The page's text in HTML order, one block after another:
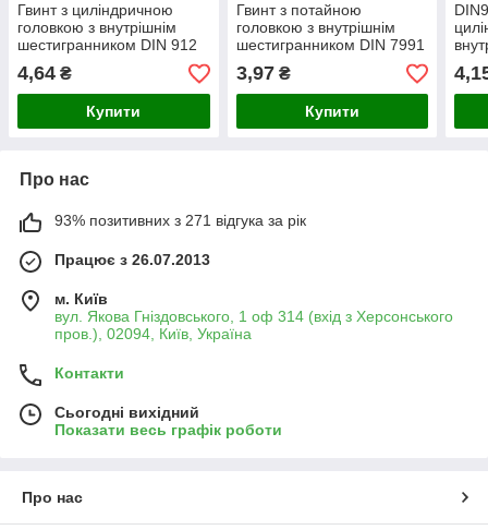
Гвинт з циліндричною
головкою з внутрішнім
шестигранником DIN 912
М8х60 8.8 без покриття
(1000 шт/уп)
4,64 ₴
Купити
Гвинт з потайною
головкою з внутрішнім
шестигранником DIN 7991
М6×40 нержавіючий А2
(200 шт/уп)
3,97₴
Купити
шт/
Про нас
93% позитивних з 271 відгука за рік
Працює з 26.07.2013
м. Київ
вул. Якова Гніздовського, 1 оф 314 (вхід з Херсонського
пров.), 02094, Київ, Україна
Контакти
Сьогодні вихідний
Показати весь графік роботи
Про нас